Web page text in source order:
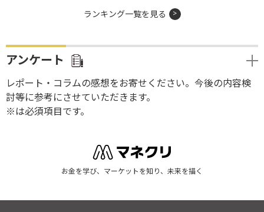
ランキング一覧を見る
アンケート
レポート・コラムの感想をお寄せください。今後の内容検
討等に参考にさせていただきます。
※は必須項目です。
お金を学び、マーケットを知り、未来を描く